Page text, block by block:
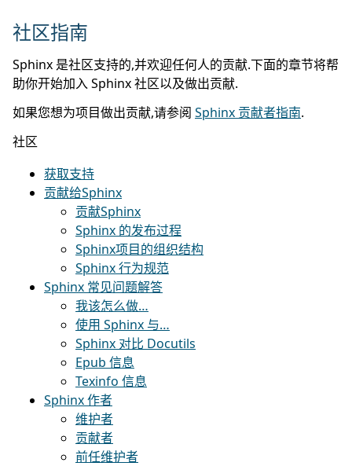
社区指南
Sphinx 是社区支持的,并欢迎任何人的贡献.下面的章节将帮
助你开始加入 Sphinx 社区以及做出贡献.
如果您想为项目做出贡献,请参阅 Sphinx 贡献者指南.
社区
获取支持
贡献给Sphinx
贡献Sphinx
Sphinx 的发布过程
Sphinx项目的组织结构
Sphinx 行为规范
Sphinx 常见问题解答
我该怎么做…
使用 Sphinx 与…
Sphinx 对比 Docutils
Epub 信息
Texinfo 信息
Sphinx 作者
维护者
贡献者
前任维护者